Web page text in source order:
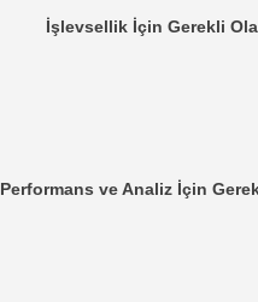
İşlevsellik İçin Gerekli
Performans ve Analiz İçin